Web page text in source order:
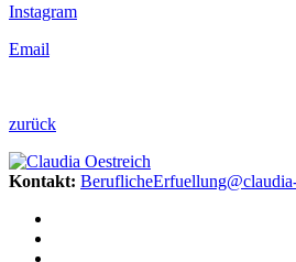
Instagram
Email
zurück
Kontakt: